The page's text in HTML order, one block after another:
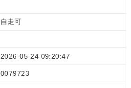
自走可
2026-05-24 09:20:47
0079723